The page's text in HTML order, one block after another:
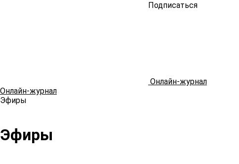
Подписаться
Онлайн-журнал
Онлайн-журнал
Эфиры
Эфиры